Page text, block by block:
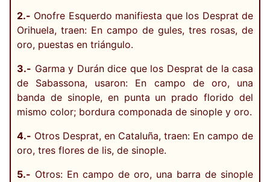
2.- Onofre Esquerdo manifiesta que los Desprat de
Orihuela, traen: En campo de gules, tres rosas, de
oro, puestas en triángulo.
3.- Garma y Durán dice que los Desprat de la casa
de Sabassona, usaron: En campo de oro, una
banda de sinople, en punta un prado florido del
mismo color; bordura componada de sinople y oro.
4.- Otros Desprat, en Cataluña, traen: En campo de
oro, tres flores de lis, de sinople.
5.- Otros: En campo de oro, una barra de sinople